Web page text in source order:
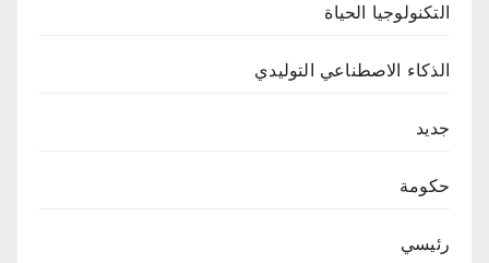
التكنولوجيا الحياة
الذكاء الاصطناعي التوليدي
جديد
حكومة
رئيسي